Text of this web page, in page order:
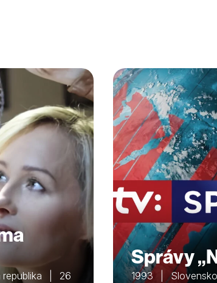
republika | 26
Správy
1993 |